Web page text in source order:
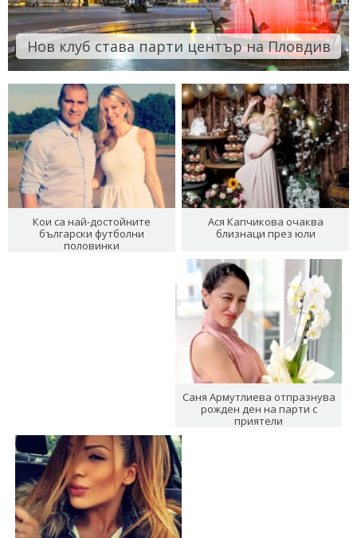
Нов клуб става парти център на Пловдив
Кои са най-достойните
български футболни
половинки
Ася Капчикова очаква
близнаци през юли
Саня Армутлиева отпразнува
рожден ден на парти с
приятели